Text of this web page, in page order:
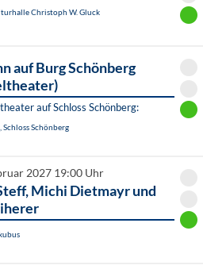
Christoph W. Gluck
auf Burg Schönberg
auf Schloss Schönberg:
Schloss Schönberg
2027 19:00 Uhr
Michi Dietmayr und